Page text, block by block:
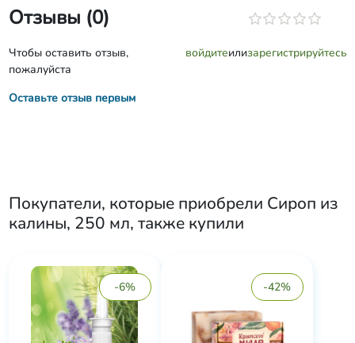
Отзывы (0)
Чтобы оставить отзыв,
пожалуйста
войдитеилизарегистрируйтесь
Оставьте отзыв первым
Покупатели, которые приобрели Сироп из
калины, 250 мл, также купили
-6% -42%